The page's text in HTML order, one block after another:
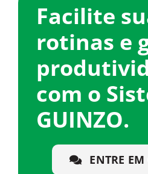
Facilite
rotinas e
com o
GUINZO.
ENTRE